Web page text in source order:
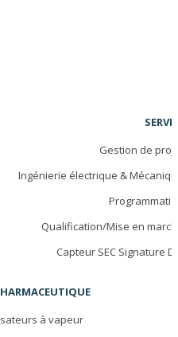
Gestion de
Ingénierie électrique &
Qualification/Mise en
Capteur SEC Signature
à vapeur